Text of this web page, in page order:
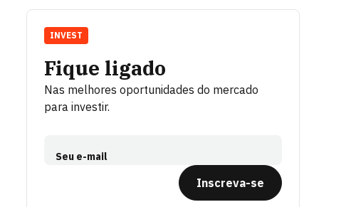
Fique ligado
Nas melhores oportunidades do mercado
para investir.
Seu e-mail
Inscreva-se
INVEST